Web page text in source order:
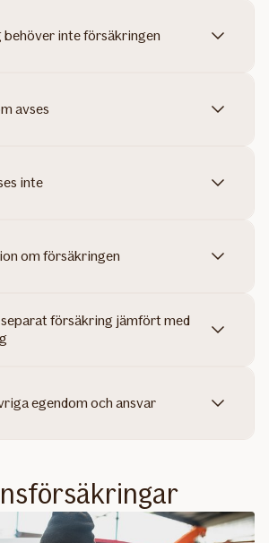
behöver inte försäkringen
avses
inte
om försäkringen
försäkring jämfört med
egendom och ansvar